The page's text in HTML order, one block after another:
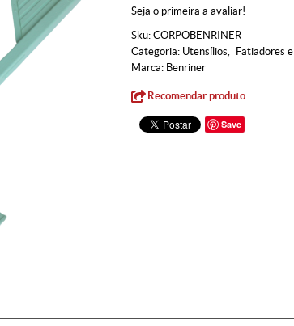
Seja o primeira a avaliar!
Sku: CORPOBENRINER
Categoria: Utensílios Fatiadores
Marca: Benriner
Recomendar produto
Save